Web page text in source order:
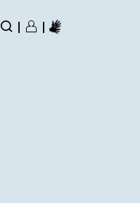
Suche
| Login/Register
|